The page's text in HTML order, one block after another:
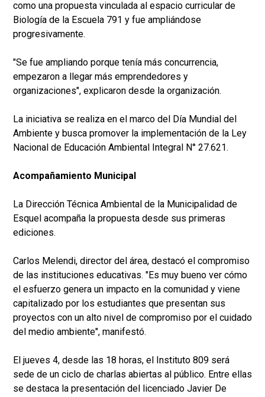
como una propuesta vinculada al espacio curricular de
Biología de la Escuela 791 y fue ampliándose
progresivamente.
"Se fue ampliando porque tenía más concurrencia,
empezaron a llegar más emprendedores y
organizaciones", explicaron desde la organización.
La iniciativa se realiza en el marco del Día Mundial del
Ambiente y busca promover la implementación de la Ley
Nacional de Educación Ambiental Integral N° 27.621.
Acompañamiento Municipal
La Dirección Técnica Ambiental de la Municipalidad de
Esquel acompaña la propuesta desde sus primeras
ediciones.
Carlos Melendi, director del área, destacó el compromiso
de las instituciones educativas. "Es muy bueno ver cómo
el esfuerzo genera un impacto en la comunidad y viene
capitalizado por los estudiantes que presentan sus
proyectos con un alto nivel de compromiso por el cuidado
del medio ambiente", manifestó.
El jueves 4, desde las 18 horas, el Instituto 809 será
sede de un ciclo de charlas abiertas al público. Entre ellas
se destaca la presentación del licenciado Javier De